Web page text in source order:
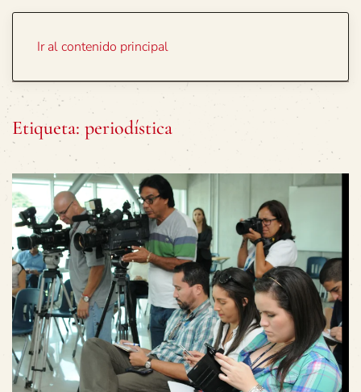
Ir al contenido principal
Etiqueta: periodística